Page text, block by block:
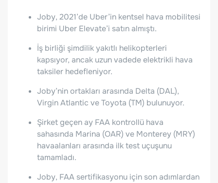
Joby, 2021’de Uber’in kentsel hava mobilitesi
birimi Uber Elevate’i satın almıştı.
İş birliği şimdilik yakıtlı helikopterleri
kapsıyor, ancak uzun vadede elektrikli hava
taksiler hedefleniyor.
Joby’nin ortakları arasında Delta (DAL),
Virgin Atlantic ve Toyota (TM) bulunuyor.
Şirket geçen ay FAA kontrollü hava
sahasında Marina (OAR) ve Monterey (MRY)
havaalanları arasında ilk test uçuşunu
tamamladı.
Joby, FAA sertifikasyonu için son adımlardan